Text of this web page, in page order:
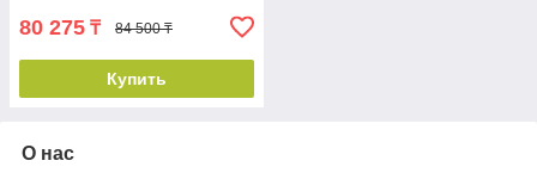
80 275 ₸ 84 500 ₸
Купить
О нас